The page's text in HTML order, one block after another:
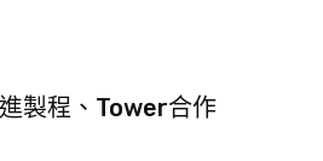
製程、Tower合作